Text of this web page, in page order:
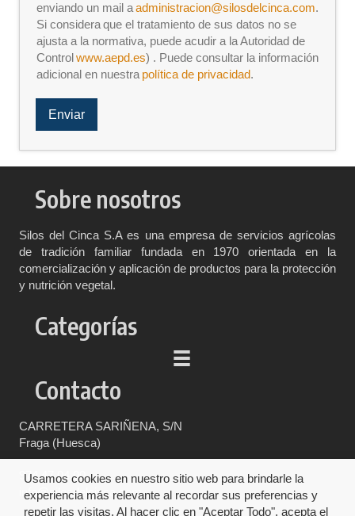
enviando un mail aadministracion@silosdelcinca.com.
Si considera que el tratamiento de sus datos no se
ajusta a la normativa, puede acudir a la Autoridad de
Controlwww.aepd.es) . Puede consultar la información
adicional en nuestrapolítica de privacidad.
Enviar
Sobre nosotros
Silos del Cinca S.A es una empresa de servicios agrícolas
de tradición familiar fundada en 1970 orientada en la
comercialización y aplicación de productos para la protección
y nutrición vegetal.
Categorías
Contacto
CARRETERA SARIÑENA, S/N
Fraga (Huesca)
974 47 04 00
info@silosdelcinca.com
Usamos cookies en nuestro sitio web para brindarle la
experiencia más relevante al recordar sus preferencias y
repetir las visitas. Al hacer clic en "Aceptar Todo", acepta el